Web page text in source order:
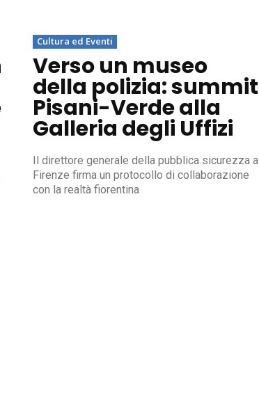
Cultura ed Eventi
Verso un museo
della polizia: summit
Pisani-Verde alla
Galleria degli Uffizi
Il direttore generale della pubblica sicurezza a
Firenze firma un protocollo di collaborazione
con la realtà fiorentina